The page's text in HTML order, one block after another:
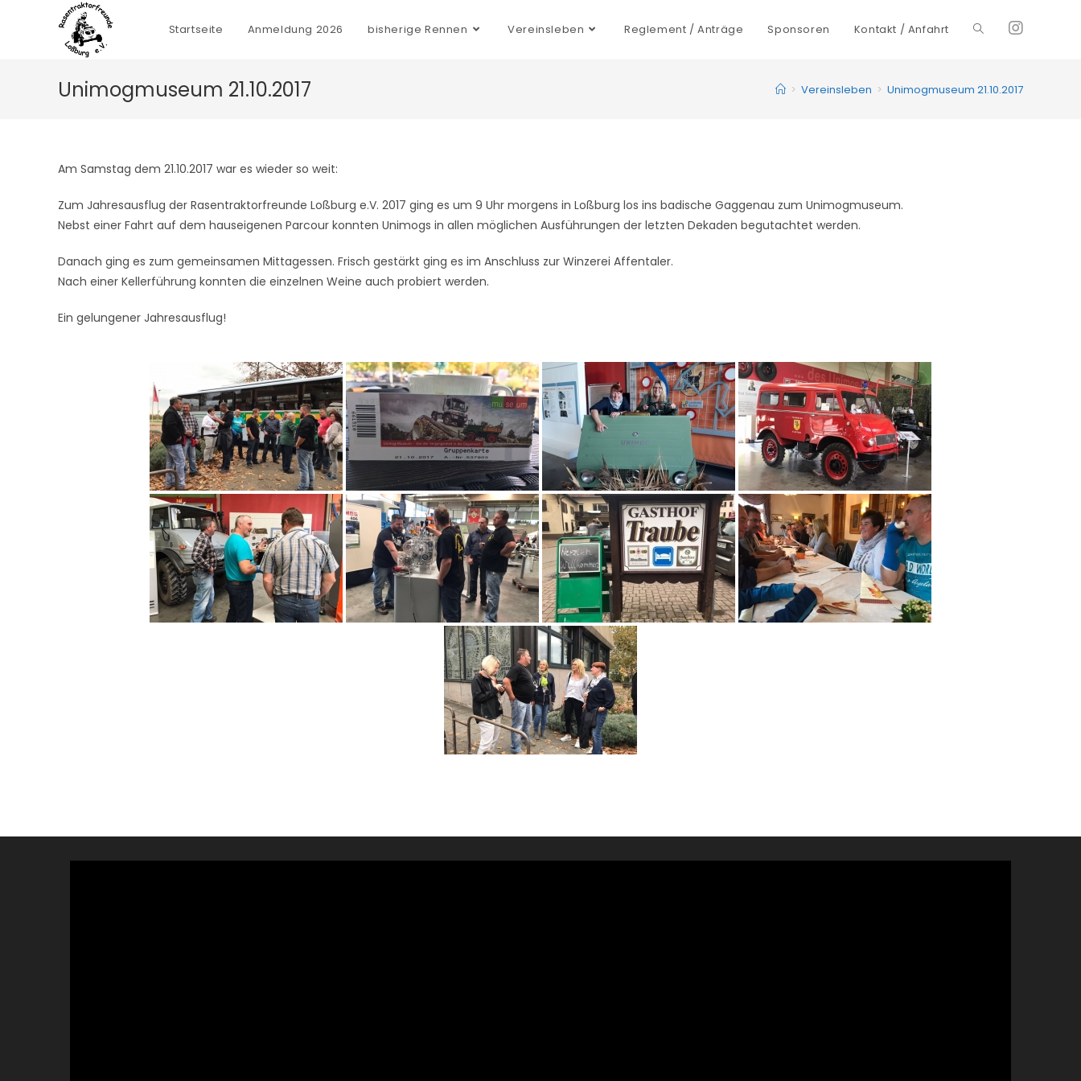
Startseite Anmeldung 2026 bisherige Rennen Vereinsleben Reglement / Anträge Sponsoren Kontakt / Anfahrt Toggle
website
Unimogmuseum 21.10.2017 > Vereinsleben > Unimogmuseum 21.10.2017
Am Samstag dem 21.10.2017 war es wieder so weit:
Zum Jahresausflug der Rasentraktorfreunde Loßburg e.V. 2017 ging es um 9 Uhr morgens in Loßburg los ins badische Gaggenau zum Unimogmuseum.
Nebst einer Fahrt auf dem hauseigenen Parcour konnten Unimogs in allen möglichen Ausführungen der letzten Dekaden begutachtet werden.
Danach ging es zum gemeinsamen Mittagessen. Frisch gestärkt ging es im Anschluss zur Winzerei Affentaler.
Nach einer Kellerführung konnten die einzelnen Weine auch probiert werden.
Ein gelungener Jahresausflug!